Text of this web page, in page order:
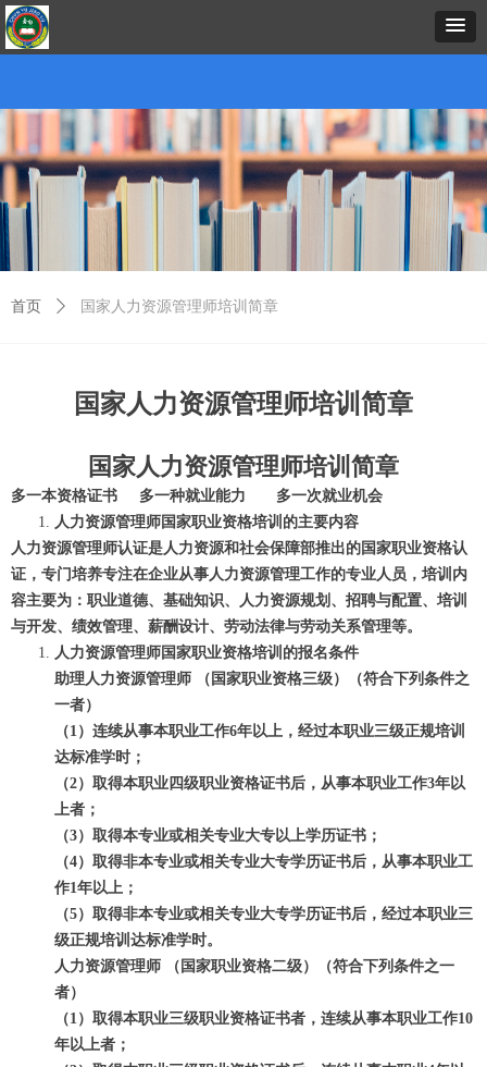
国家人力资源管理师培训简章
国家人力资源管理师培训简章
多一本资格证书 多一种就业能力 多一次就业机会
人力资源管理师国家职业资格培训的主要内容
人力资源管理师认证是人力资源和社会保障部推出的国家职业资格认
证，专门培养专注在企业从事人力资源管理工作的专业人员，培训内
容主要为：职业道德、基础知识、人力资源规划、招聘与配置、培训
与开发、绩效管理、薪酬设计、劳动法律与劳动关系管理等。
人力资源管理师国家职业资格培训的报名条件
助理人力资源管理师 （国家职业资格三级）（符合下列条件之
一者）
（1）连续从事本职业工作6年以上，经过本职业三级正规培训
达标准学时；
（2）取得本职业四级职业资格证书后，从事本职业工作3年以
上者；
（3）取得本专业或相关专业大专以上学历证书；
（4）取得非本专业或相关专业大专学历证书后，从事本职业工
作1年以上；
（5）取得非本专业或相关专业大专学历证书后，经过本职业三
级正规培训达标准学时。
人力资源管理师 （国家职业资格二级）（符合下列条件之一
者）
（1）取得本职业三级职业资格证书者，连续从事本职业工作10
年以上者；
首页 ꄲ 国家人力资源管理师培训简章